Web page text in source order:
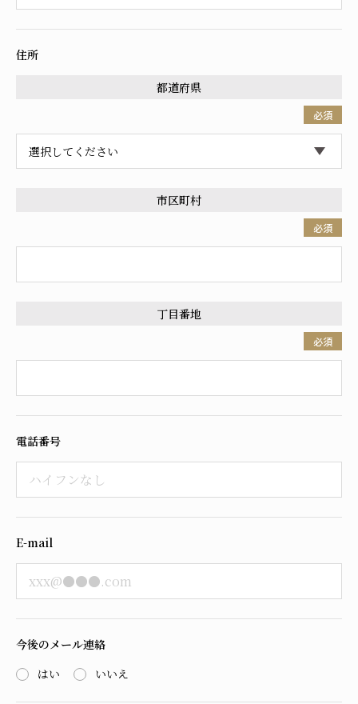
住所
都道府県
必須
市区町村
必須
丁目番地
必須
電話番号
E-mail
今後のメール連絡
はい
いいえ